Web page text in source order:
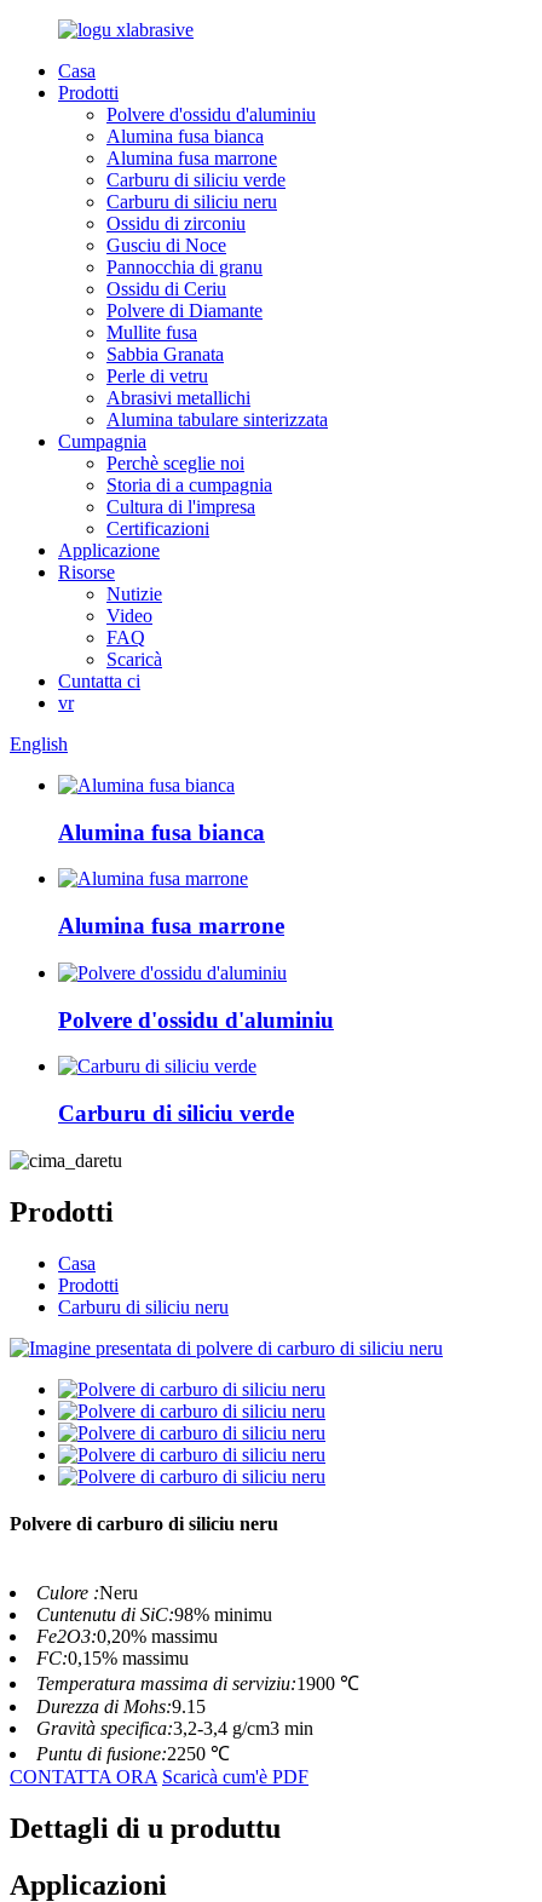
Casa
Prodotti
Polvere d'ossidu d'aluminiu
Alumina fusa bianca
Alumina fusa marrone
Carburu di siliciu verde
Carburu di siliciu neru
Ossidu di zirconiu
Gusciu di Noce
Pannocchia di granu
Ossidu di Ceriu
Polvere di Diamante
Mullite fusa
Sabbia Granata
Perle di vetru
Abrasivi metallichi
Alumina tabulare sinterizzata
Cumpagnia
Perchè sceglie noi
Storia di a cumpagnia
Cultura di l'impresa
Certificazioni
Applicazione
Risorse
Nutizie
Video
FAQ
Scaricà
Cuntatta ci
vr
English
Alumina fusa bianca
Alumina fusa marrone
Polvere d'ossidu d'aluminiu
Carburu di siliciu verde
Prodotti
Casa
Prodotti
Carburu di siliciu neru
Polvere di carburo di siliciu neru
Culore :Neru
Cuntenutu di SiC:98% minimu
Fe2O3:0,20% massimu
FC:0,15% massimu
Temperatura massima di serviziu:1900 ℃
Durezza di Mohs:9.15
Gravità specifica:3,2-3,4 g/cm3 min
Puntu di fusione:2250 ℃
CONTATTA ORA Scaricà cum'è PDF
Dettagli di u produttu
Applicazioni